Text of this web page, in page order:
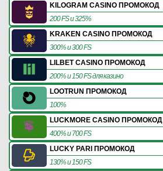
KILOGRAM CASINO ПРОМОКОД
200 FS и 325%
KRAKEN CASINO ПРОМОКОД
300% и 300 FS
LILBET CASINO ПРОМОКОД
200% и 150 FS для казино
LOOTRUN ПРОМОКОД
100%
LUCKMORE CASINO ПРОМОКОД
400% и 700 FS
LUCKY PARI ПРОМОКОД
130% и 150 FS